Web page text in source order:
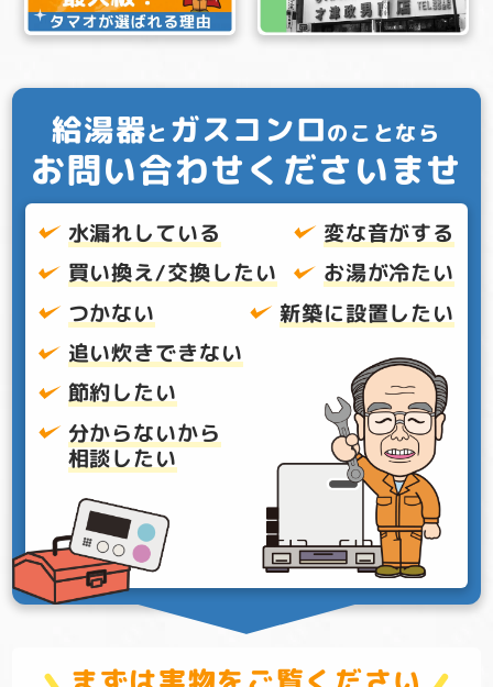
給湯器と ガスコンロのことなら
お問い合わせくださいませ
水漏れしている
変な音がする
買い換え/交換したい
お湯が冷たい
つかない
新築に設置したい
追い炊きできない
節約したい
分からないから
相談したい